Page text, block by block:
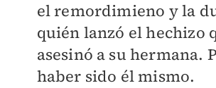
el remordimieno y la
quién lanzó el hechizo
asesinó a su hermana.
haber sido él mismo.